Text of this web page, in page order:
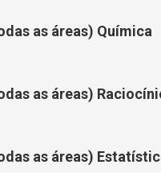
as áreas) Química
as áreas)
as áreas)